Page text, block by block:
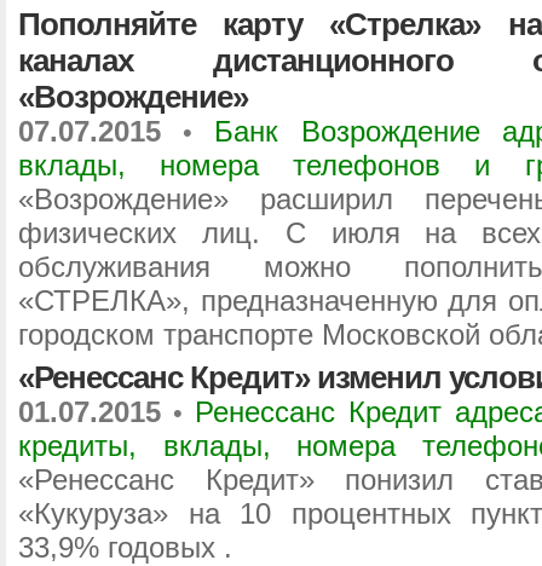
Пополняйте карту «Стрелка»
каналах дистанционного
«Возрождение»
07.07.2015 • Банк Возрождение
вклады, номера телефонов и
«Возрождение» расширил
физических лиц. С июля на всех
обслуживания можно
«СТРЕЛКА», предназначенную для
городском транспорте Московской
«Ренессанс Кредит» изменил
01.07.2015 • Ренессанс Кредит
кредиты, вклады, номера
«Ренессанс Кредит» понизил
«Кукуруза» на 10 процентных
33,9% годовых .